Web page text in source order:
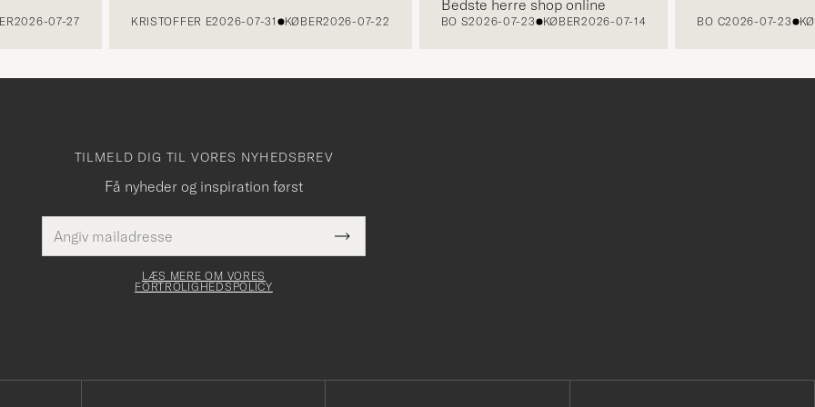
07-27 KRISTOFFER E2026-07-31 KØBER2026-07-22
Bedste herre shop online
BO S2026-07-23 KØBER2026-07-14 BO C2026-07-23 KØBER
TILMELD DIG TIL VORES NYHEDSBREV
Få nyheder og inspiration først
mailadresse
Dette
felt skal
Submit
Newsletter
LÆS MERE OM VORES
FORTROLIGHEDSPOLICY